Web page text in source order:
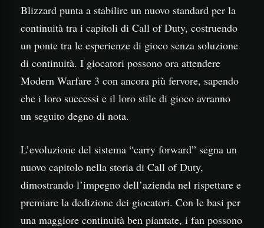
Blizzard punta a stabilire un nuovo standard per la
continuità tra i capitoli di Call of Duty, costruendo
un ponte tra le esperienze di gioco senza soluzione
di continuità. I giocatori possono ora attendere
Modern Warfare 3 con ancora più fervore, sapendo
che i loro successi e il loro stile di gioco avranno
un seguito degno di nota.
L’evoluzione del sistema “carry forward” segna un
nuovo capitolo nella storia di Call of Duty,
dimostrando l’impegno dell’azienda nel rispettare e
premiare la dedizione dei giocatori. Con le basi per
una maggiore continuità ben piantate, i fan possono